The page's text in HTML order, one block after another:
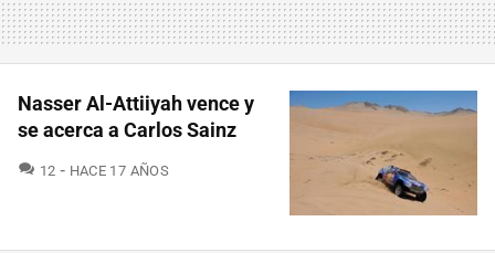
Nasser Al-Attiiyah vence y
se acerca a Carlos Sainz
12 COMENTARIOS
HACE 17 AÑOS